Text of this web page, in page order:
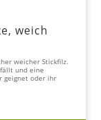
weich
weicher Stickfilz.
und eine
geignet oder ihr